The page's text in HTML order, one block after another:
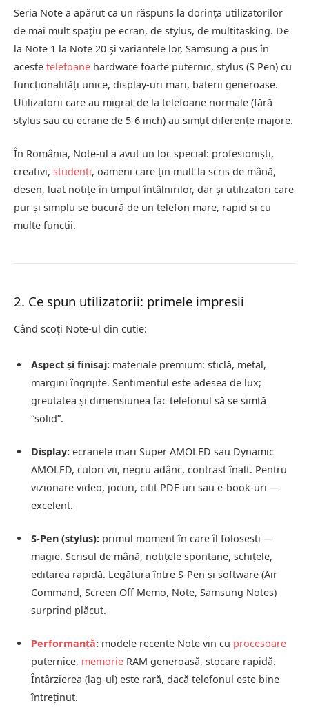
Seria Note a apărut ca un răspuns la dorința utilizatorilor
de mai mult spațiu pe ecran, de stylus, de multitasking. De
la Note 1 la Note 20 și variantele lor, Samsung a pus în
aceste telefoane hardware foarte puternic, stylus (S Pen) cu
funcționalități unice, display-uri mari, baterii generoase.
Utilizatorii care au migrat de la telefoane normale (fără
stylus sau cu ecrane de 5‑6 inch) au simțit diferențe majore.
În România, Note-ul a avut un loc special: profesioniști,
creativi, studenți, oameni care țin mult la scris de mână,
desen, luat notițe în timpul întâlnirilor, dar și utilizatori care
pur și simplu se bucură de un telefon mare, rapid și cu
multe funcții.
2. Ce spun utilizatorii: primele impresii
Când scoți Note‑ul din cutie:
Aspect și finisaj: materiale premium: sticlă, metal,
margini îngrijite. Sentimentul este adesea de lux;
greutatea și dimensiunea fac telefonul să se simtă
“solid”.
Display: ecranele mari Super AMOLED sau Dynamic
AMOLED, culori vii, negru adânc, contrast înalt. Pentru
vizionare video, jocuri, citit PDF‑uri sau e‑book‑uri —
excelent.
S‑Pen (stylus): primul moment în care îl folosești —
magie. Scrisul de mână, notițele spontane, schițele,
editarea rapidă. Legătura între S‑Pen și software (Air
Command, Screen Off Memo, Note, Samsung Notes)
surprind plăcut.
Performanță: modele recente Note vin cu procesoare
puternice, memorie RAM generoasă, stocare rapidă.
Întârzierea (lag‑ul) este rară, dacă telefonul este bine
întreținut.